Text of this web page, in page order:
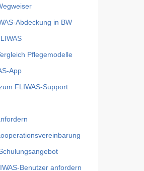
Abdeckung in BW
Pflegemodelle
App
FLIWAS-Support
Benutzer anfordern